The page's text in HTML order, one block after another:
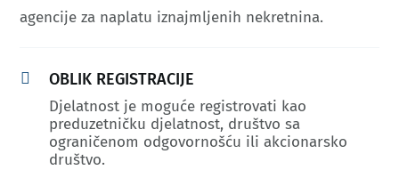
​agencije za naplatu iznajmljenih nekretnina.​
 OBLIK REGISTRACIJE
Djelatnost je moguće registrovati kao
preduzetničku djelatnost, društvo sa
ograničenom odgovornošću ili akcionarsko
društvo.